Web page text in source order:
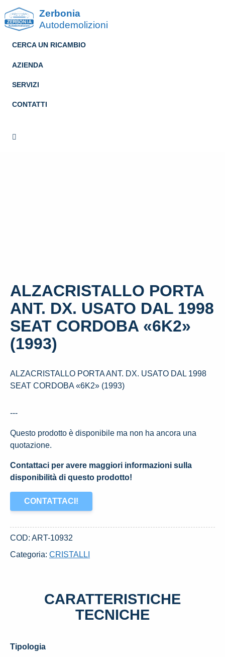
Zerbonia
Autodemolizioni
CERCA UN RICAMBIO
AZIENDA
SERVIZI
CONTATTI
ALZACRISTALLO PORTA
ANT. DX. USATO DAL 1998
SEAT CORDOBA «6K2»
(1993)
ALZACRISTALLO PORTA ANT. DX. USATO DAL 1998
SEAT CORDOBA «6K2» (1993)
---
Questo prodotto è disponibile ma non ha ancora una
quotazione.
Contattaci per avere maggiori informazioni sulla
disponibilità di questo prodotto!
CONTATTACI!
COD: ART-10932
Categoria: CRISTALLI
CARATTERISTICHE
TECNICHE
Tipologia